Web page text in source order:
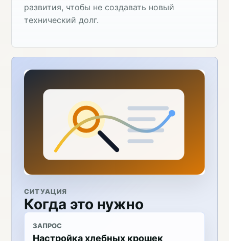
развития, чтобы не создавать новый
технический долг.
СИТУАЦИЯ
Когда это нужно
ЗАПРОС
Настройка хлебных крошек